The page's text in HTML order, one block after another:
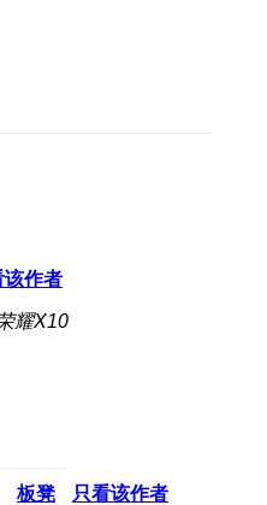
该作者
耀X10
板凳 只看该作者